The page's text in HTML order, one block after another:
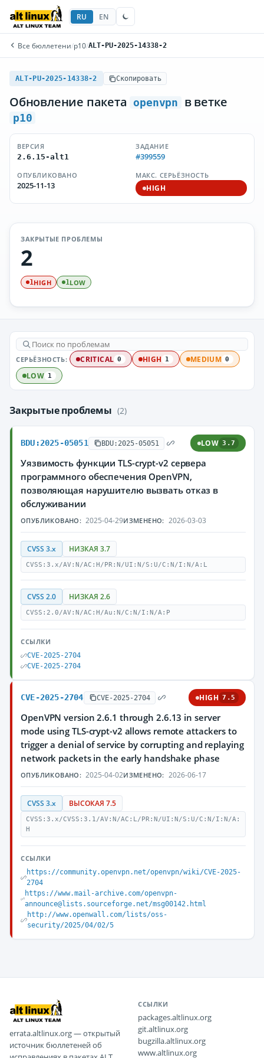
RU EN
Все бюллетени/p10/ALT-PU-2025-14338-2
ALT-PU-2025-14338-2 Скопировать
Обновление пакета openvpn в ветке
p10
ВЕРСИЯ
2.6.15-alt1
ЗАДАНИЕ
#399559
ОПУБЛИКОВАНО
2025-11-13
МАКС. СЕРЬЁЗНОСТЬ
HIGH
ЗАКРЫТЫЕ ПРОБЛЕМЫ
2
1HIGH 1LOW
СЕРЬЁЗНОСТЬ: CRITICAL 0 HIGH 1 MEDIUM 0
LOW 1
Закрытые проблемы (2)
BDU:2025-05051 BDU:2025-05051 LOW 3.7
Уязвимость функции TLS-crypt-v2 сервера
программного обеспечения OpenVPN,
позволяющая нарушителю вызвать отказ в
обслуживании
ОПУБЛИКОВАНО: 2025-04-29ИЗМЕНЕНО: 2026-03-03
CVSS 3.x НИЗКАЯ 3.7
CVSS:3.x/AV:N/AC:H/PR:N/UI:N/S:U/C:N/I:N/A:L
CVSS 2.0 НИЗКАЯ 2.6
CVSS:2.0/AV:N/AC:H/Au:N/C:N/I:N/A:P
ССЫЛКИ
CVE-2025-2704
CVE-2025-2704
CVE-2025-2704 CVE-2025-2704 HIGH 7.5
OpenVPN version 2.6.1 through 2.6.13 in server
mode using TLS-crypt-v2 allows remote attackers to
trigger a denial of service by corrupting and replaying
network packets in the early handshake phase
ОПУБЛИКОВАНО: 2025-04-02ИЗМЕНЕНО: 2026-06-17
CVSS 3.x ВЫСОКАЯ 7.5
CVSS:3.x/CVSS:3.1/AV:N/AC:L/PR:N/UI:N/S:U/C:N/I:N/A:
H
ССЫЛКИ
https://community.openvpn.net/openvpn/wiki/CVE-2025-
2704
https://www.mail-archive.com/openvpn-
announce@lists.sourceforge.net/msg00142.html
http://www.openwall.com/lists/oss-
security/2025/04/02/5
errata.altlinux.org — открытый
источник бюллетеней об
ССЫЛКИ
packages.altlinux.org
git.altlinux.org
bugzilla.altlinux.org
www.altlinux.org